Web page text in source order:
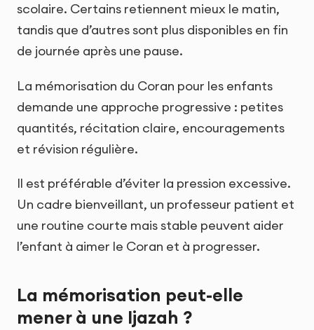
scolaire. Certains retiennent mieux le matin,
tandis que d’autres sont plus disponibles en fin
de journée après une pause.
La mémorisation du Coran pour les enfants
demande une approche progressive : petites
quantités, récitation claire, encouragements
et révision régulière.
Il est préférable d’éviter la pression excessive.
Un cadre bienveillant, un professeur patient et
une routine courte mais stable peuvent aider
l’enfant à aimer le Coran et à progresser.
La mémorisation peut-elle
mener à une Ijazah ?